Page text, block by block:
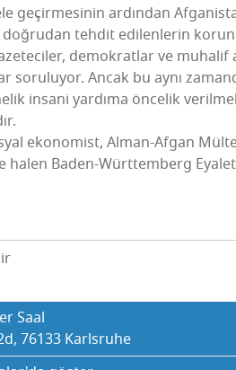
geçir­me­si­nin ardın­dan
teh­dit edi­len­le­rin
demok­rat­lar ve muha­lif
soru­lu­yor. Ancak bu aynı
insa­ni yar­dı­ma önce­lik
eko­no­mist, Alman-Afgan
halen Baden-Würt­tem­berg
Saal
76133 Karls­ru­he